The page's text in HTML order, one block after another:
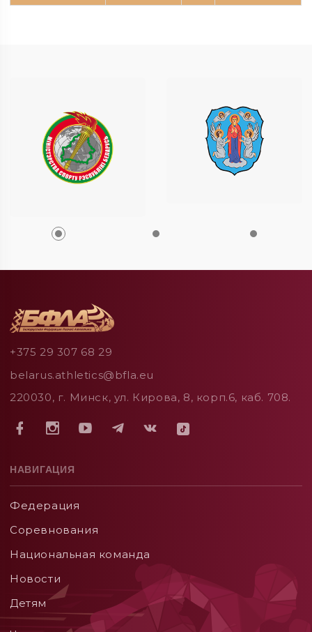
+375 29 307 68 29
belarus.athletics@bfla.eu
220030, г. Минск, ул. Кирова, 8, корп.6, каб. 708.
НАВИГАЦИЯ
Федерация
Соревнования
Национальная команда
Новости
Детям